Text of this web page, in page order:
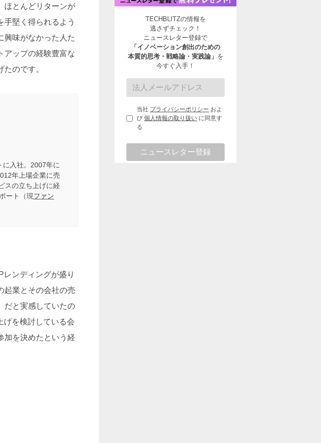
ほとんどリターンが
手堅く得られるよう
興味がなかった人た
アップの経験豊富な
のです。
に入社。2007年に
年上場企業に売
スの立ち上げに経
ート（現ファン
ンディングが盛り
起業とその会社の売
だと実感していたの
げを検討している会
加を決めたという経
TECHBLITZの情報を
逃さずチェック！
ニュースレター登録で
「イノベーション創出のための
本質的思考・戦略論・実践論」 を
今すぐ入手！
当社 プライバシーポリシー およ
び 個人情報の取り扱い に同意す
る